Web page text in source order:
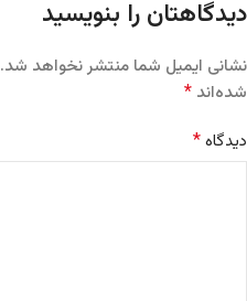
دیدگاهتان را بنویسید
نشانی ایمیل شما منتشر نخواهد شد.
شده‌اند *
دیدگاه*